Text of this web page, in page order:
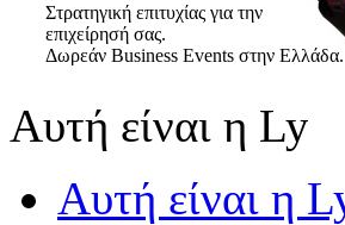
Στρατηγική επιτυχίας για την
επιχείρησή σας.
Δωρεάν Business Events στην Ελλάδα.
Αυτή είναι η
Αυτή είναι η